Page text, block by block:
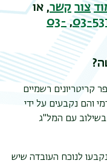
צור קשר, או
03-
,
03-
קריטריונים רשמיים
והם נקבעים על ידי
עם המל"ג
לנוכח העובדה שיש